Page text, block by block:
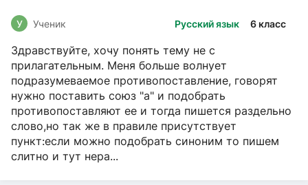
Русский язык 6 класс
У Ученик
Здравствуйте, хочу понять тему не с
прилагательным. Меня больше волнует
подразумеваемое противопоставление, говорят
нужно поставить союз "а" и подобрать
противопоставляют ее и тогда пишется раздельно
слово,но так же в правиле присутствует
пункт:если можно подобрать синоним то пишем
слитно и тут нера...